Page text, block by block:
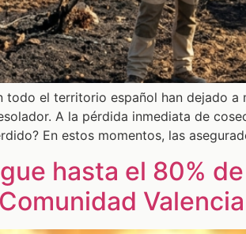
el territorio español han dejado a
A la pérdida inmediata de
En estos momentos, las
hasta el 80%